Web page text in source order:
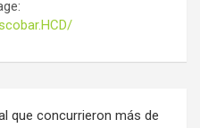
que concurrieron más de